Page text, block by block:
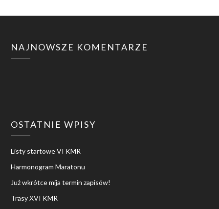
NAJNOWSZE KOMENTARZE
OSTATNIE WPISY
Listy startowe VI KMR
Harmonogram Maratonu
Już wkrótce mija termin zapisów!
Trasy XVI KMR